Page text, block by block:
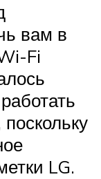
вам в
Fi
LG.